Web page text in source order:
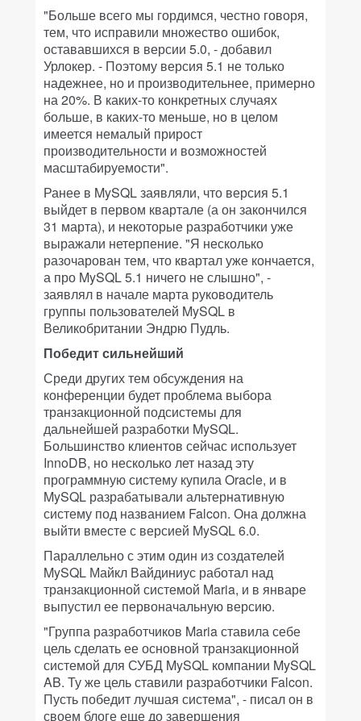
"Больше всего мы гордимся, честно говоря,
тем, что исправили множество ошибок,
остававшихся в версии 5.0, - добавил
Урлокер. - Поэтому версия 5.1 не только
надежнее, но и производительнее, примерно
на 20%. В каких-то конкретных случаях
больше, в каких-то меньше, но в целом
имеется немалый прирост
производительности и возможностей
масштабируемости".
Ранее в MySQL заявляли, что версия 5.1
выйдет в первом квартале (а он закончился
31 марта), и некоторые разработчики уже
выражали нетерпение. "Я несколько
разочарован тем, что квартал уже кончается,
а про MySQL 5.1 ничего не слышно", -
заявлял в начале марта руководитель
группы пользователей MySQL в
Великобритании Эндрю Пудль.
Победит сильнейший
Среди других тем обсуждения на
конференции будет проблема выбора
транзакционной подсистемы для
дальнейшей разработки MySQL.
Большинство клиентов сейчас использует
InnoDB, но несколько лет назад эту
программную систему купила Oracle, и в
MySQL разрабатывали альтернативную
систему под названием Falcon. Она должна
выйти вместе с версией MySQL 6.0.
Параллельно с этим один из создателей
MySQL Майкл Вайдиниус работал над
транзакционной системой Maria, и в январе
выпустил ее первоначальную версию.
"Группа разработчиков Maria ставила себе
цель сделать ее основной транзакционной
системой для СУБД MySQL компании MySQL
AB. Ту же цель ставили разработчики Falcon.
Пусть победит лучшая система", - писал он в
своем блоге еще до завершения